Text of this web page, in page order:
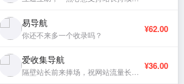
易导航
你还不来多一个收录吗？
¥62.00
爱收集导航 ¥36.00